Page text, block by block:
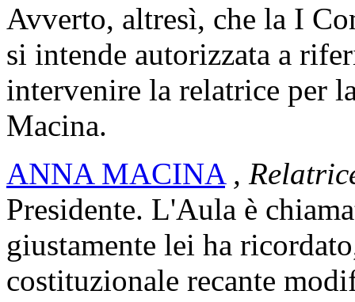
Avverto, altresì, che la I
si intende autorizzata a
intervenire la relatrice per
Macina.
ANNA MACINA ,
Presidente. L'Aula è
giustamente lei ha
costituzionale recante